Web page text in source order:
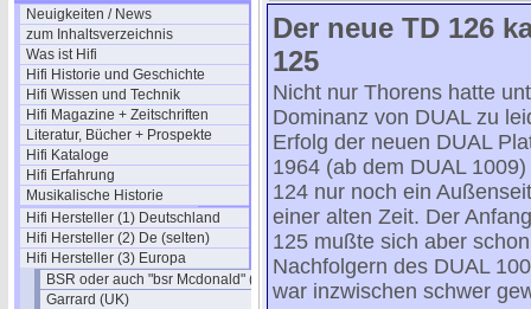
Neuigkeiten / News
zum Inhaltsverzeichnis
Was ist Hifi
Hifi Historie und Geschichte
Hifi Wissen und Technik
Hifi Magazine + Zeitschriften
Literatur, Bücher + Prospekte
Hifi Kataloge
Hifi Erfahrung
Musikalische Historie
Hifi Hersteller (1) Deutschland
Hifi Hersteller (2) De (selten)
Hifi Hersteller (3) Europa
BSR oder auch "bsr Mcdonald" (UK)
Garrard (UK)
Der neue TD 126
125
Nicht nur Thorens hatte
Dominanz von DUAL zu
Erfolg der neuen DUAL
1964 (ab dem DUAL
124 nur noch ein
einer alten Zeit. Der
125 mußte sich aber
Nachfolgern des DUAL
war inzwischen schwer